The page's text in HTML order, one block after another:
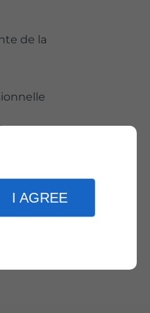
I AGREE
de la